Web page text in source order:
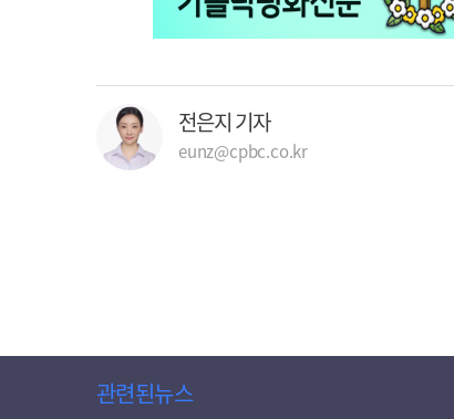
전은지 기자
eunz@cpbc.co.kr
관련된뉴스